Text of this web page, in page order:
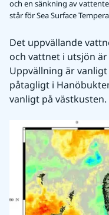
och en sänkning av
står för Sea Surface
Det uppvällande
och vattnet i utsjön
Uppvällning är
påtagligt i
vanligt på västkusten.